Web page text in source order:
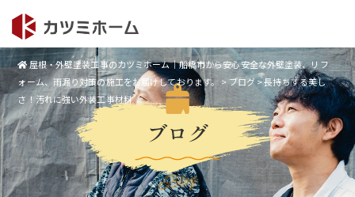
屋根・外壁塗装工事のカツミホーム｜船橋市から安心安全な外壁塗装、リフ
ォーム、雨漏り対策の施工をお届けしております。>ブログ>長持ちする美し
さ！汚れに強い外装工事材料
ブログ
Blog